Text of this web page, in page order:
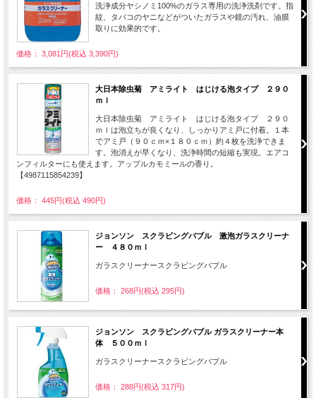
洗浄成分ヤシノミ100%のガラス専用の洗浄洗剤です。指
紋、タバコのヤニなどがついたガラスや鏡の汚れ、油膜
取りに効果的です。
価格： 3,081円(税込 3,390円)
大日本除虫菊 アミライト はじける泡タイプ ２９０
ｍｌ
大日本除虫菊 アミライト はじける泡タイプ ２９０
ｍｌは泡立ちが良くなり、しっかりアミ戸に付着。１本
でアミ戸（９０ｃｍ×１８０ｃｍ）約４枚を洗浄できま
す。泡消えが早くなり、洗浄時間の短縮も実現。エアコ
ンフィルターにも使えます。アップルカモミールの香り。
【4987115854239】
価格： 445円(税込 490円)
ジョンソン スクラビングバブル 激泡ガラスクリーナ
ー ４８０ｍｌ
ガラスクリーナースクラビングバブル
価格： 268円(税込 295円)
ジョンソン スクラビングバブル ガラスクリーナー本
体 ５００ｍｌ
ガラスクリーナースクラビングバブル
価格： 288円(税込 317円)